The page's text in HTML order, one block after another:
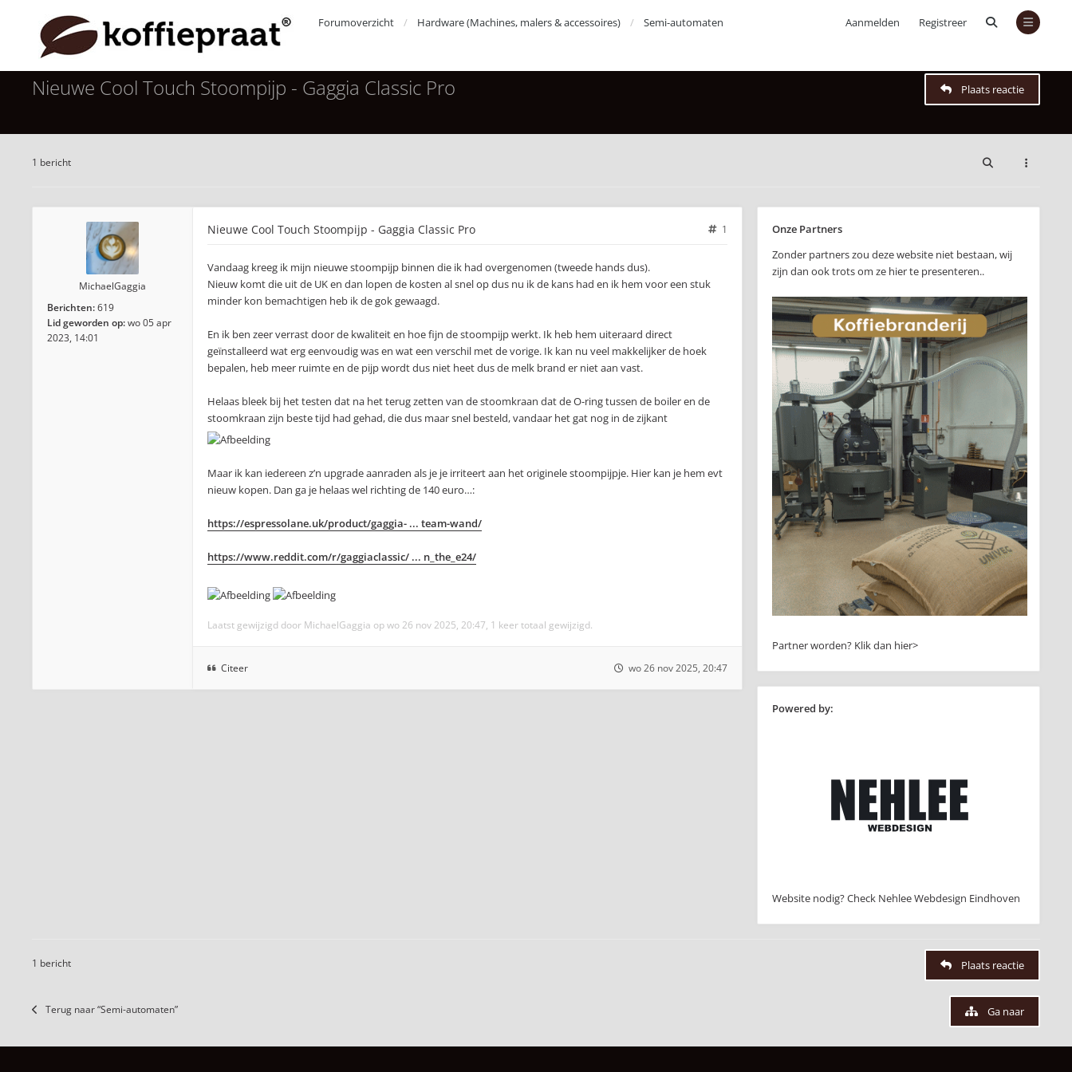
Aanmelden Registreer
Forumoverzicht Hardware (Machines, malers & accessoires) Semi-automaten
Nieuwe Cool Touch Stoompijp - Gaggia Classic Pro Plaats reactie
1 bericht
MichaelGaggia
Berichten:619
Lid geworden op:wo 05 apr
2023, 14:01
Nieuwe Cool Touch Stoompijp - Gaggia Classic Pro 1
Vandaag kreeg ik mijn nieuwe stoompijp binnen die ik had overgenomen (tweede hands dus).
Nieuw komt die uit de UK en dan lopen de kosten al snel op dus nu ik de kans had en ik hem voor een stuk
minder kon bemachtigen heb ik de gok gewaagd.
En ik ben zeer verrast door de kwaliteit en hoe fijn de stoompijp werkt. Ik heb hem uiteraard direct
geïnstalleerd wat erg eenvoudig was en wat een verschil met de vorige. Ik kan nu veel makkelijker de hoek
bepalen, heb meer ruimte en de pijp wordt dus niet heet dus de melk brand er niet aan vast.
Helaas bleek bij het testen dat na het terug zetten van de stoomkraan dat de O-ring tussen de boiler en de
stoomkraan zijn beste tijd had gehad, die dus maar snel besteld, vandaar het gat nog in de zijkant
Maar ik kan iedereen z’n upgrade aanraden als je je irriteert aan het originele stoompijpje. Hier kan je hem evt
nieuw kopen. Dan ga je helaas wel richting de 140 euro…:
https://espressolane.uk/product/gaggia- ... team-wand/
https://www.reddit.com/r/gaggiaclassic/ ... n_the_e24/
Laatst gewijzigd door MichaelGaggia op wo 26 nov 2025, 20:47, 1 keer totaal gewijzigd.
Citeer wo 26 nov 2025, 20:47
Onze Partners
Zonder partners zou deze website niet bestaan, wij
zijn dan ook trots om ze hier te presenteren..
Partner worden? Klik dan hier>
Powered by:
Website nodig? Check Nehlee Webdesign Eindhoven
1 bericht Plaats reactie
Terug naar “Semi-automaten” Ga naar